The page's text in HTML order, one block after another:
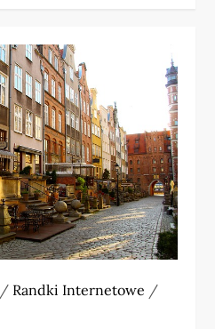
/ Randki Internetowe /